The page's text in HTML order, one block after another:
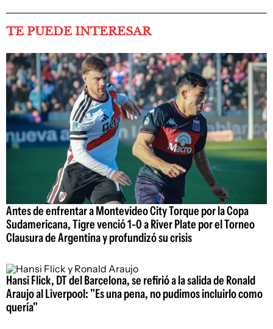
TE PUEDE INTERESAR
Antes de enfrentar a Montevideo City Torque por la Copa
Sudamericana, Tigre venció 1-0 a River Plate por el Torneo
Clausura de Argentina y profundizó su crisis
Hansi Flick, DT del Barcelona, se refirió a la salida de Ronald
Araujo al Liverpool: "Es una pena, no pudimos incluirlo como
quería"